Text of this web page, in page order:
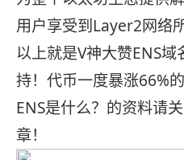
用户享受到Layer2网络
以上就是V神大赞ENS
持！代币一度暴涨66%
ENS是什么？的资料请
章！